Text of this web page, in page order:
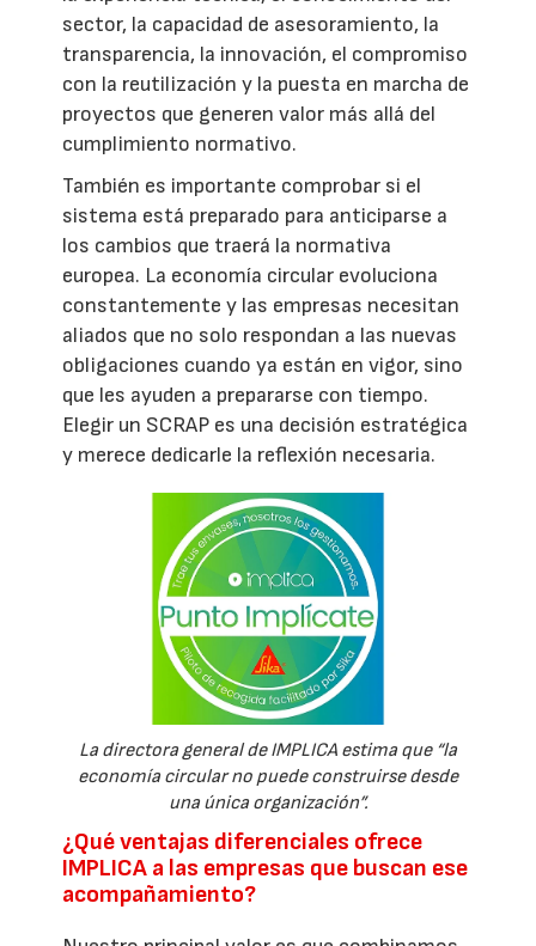
sector, la capacidad de asesoramiento, la
transparencia, la innovación, el compromiso
con la reutilización y la puesta en marcha de
proyectos que generen valor más allá del
cumplimiento normativo.
También es importante comprobar si el
sistema está preparado para anticiparse a
los cambios que traerá la normativa
europea. La economía circular evoluciona
constantemente y las empresas necesitan
aliados que no solo respondan a las nuevas
obligaciones cuando ya están en vigor, sino
que les ayuden a prepararse con tiempo.
Elegir un SCRAP es una decisión estratégica
y merece dedicarle la reflexión necesaria.
La directora general de IMPLICA estima que “la
economía circular no puede construirse desde
una única organización”.
¿Qué ventajas diferenciales ofrece
IMPLICA a las empresas que buscan ese
acompañamiento?